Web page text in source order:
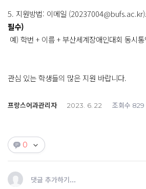
5. 지원방법: 이메일
필수)
예) 학번 + 이름 + 부산세계장애인대회 동시
관심 있는 학생들의 많은 지원 바랍니다.
프랑스어과관리자 2023. 6. 22 조회수 829
0
댓글 추가하기...